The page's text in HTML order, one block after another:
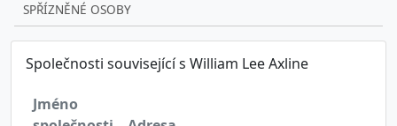
SPŘÍZNĚNÉ OSOBY
Společnosti související s William Lee Axline
Jméno